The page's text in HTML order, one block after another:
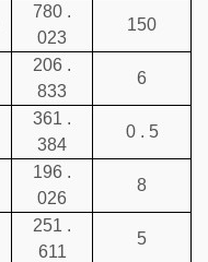
780 .
023
150
206 .
833
6
361 .
384
0 . 5
196 .
026
8
251 .
611
5